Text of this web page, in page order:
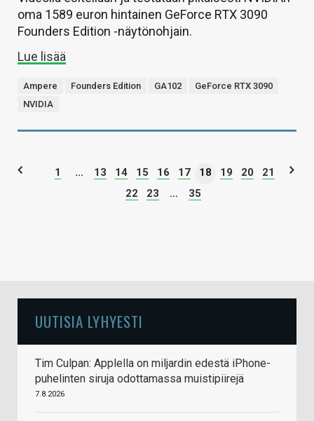
oma 1589 euron hintainen GeForce RTX 3090
Founders Edition -näytönohjain.
Lue lisää
Ampere Founders Edition GA102
GeForce RTX 3090
NVIDIA
1 ... 13 14 15 16 17 18 19 20
21
22
23 ... 35
UUTISIA LYHYESTI
Tim Culpan: Applella on miljardin edestä iPhone-
puhelinten siruja odottamassa muistipiirejä
7.8.2026